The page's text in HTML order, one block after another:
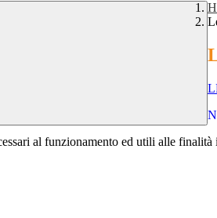
al funzionamento ed utili alle finalità